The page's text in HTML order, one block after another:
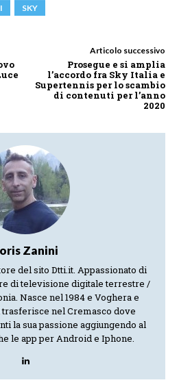
SKY
Articolo successivo
Prosegue e si amplia
l’accordo fra Sky Italia e
Supertennis per lo scambio
di contenuti per l’anno
2020
Zanini
del sito Dtti.it. Appassionato di
di televisione digitale terrestre /
Nasce nel 1984 e Voghera e
nel Cremasco dove
la sua passione aggiungendo al
le app per Android e Iphone.